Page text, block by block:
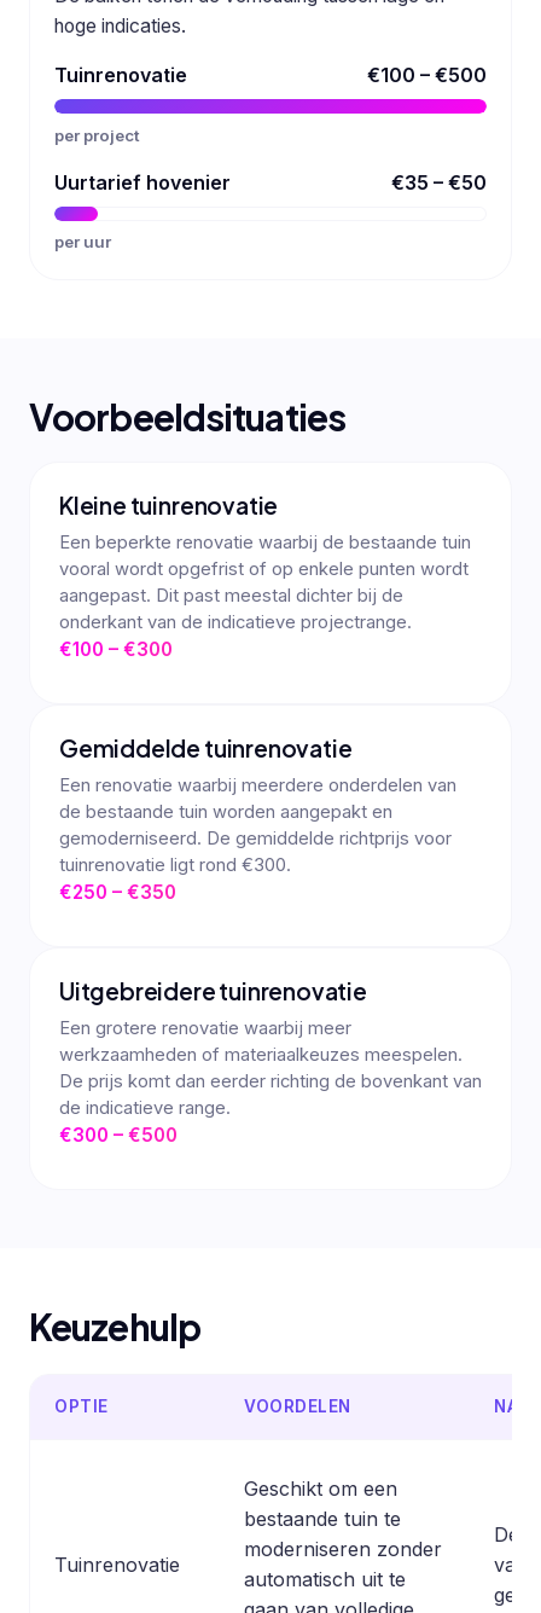
hoge indicaties.
Tuinrenovatie €100 – €500
per project
Uurtarief hovenier €35 – €50
per uur
Voorbeeldsituaties
Kleine tuinrenovatie
Een beperkte renovatie waarbij de bestaande tuin
vooral wordt opgefrist of op enkele punten wordt
aangepast. Dit past meestal dichter bij de
onderkant van de indicatieve projectrange.
€100 – €300
Gemiddelde tuinrenovatie
Een renovatie waarbij meerdere onderdelen van
de bestaande tuin worden aangepakt en
gemoderniseerd. De gemiddelde richtprijs voor
tuinrenovatie ligt rond €300.
€250 – €350
Uitgebreidere tuinrenovatie
Een grotere renovatie waarbij meer
werkzaamheden of materiaalkeuzes meespelen.
De prijs komt dan eerder richting de bovenkant van
de indicatieve range.
€300 – €500
Keuzehulp
OPTIE VOORDELEN
Tuinrenovatie
Geschikt om een
bestaande tuin te
moderniseren zonder
automatisch uit te
De
van